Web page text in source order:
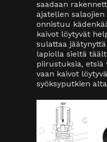
saadaan
ajatellen
onnistuu
kaivot löytyvät
sulattaa
lapiolla sieltä
piirustuksia, etsiä
vaan kaivot
syöksyputkien